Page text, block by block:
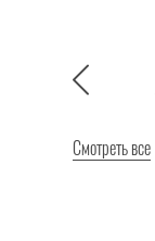
Смотреть все